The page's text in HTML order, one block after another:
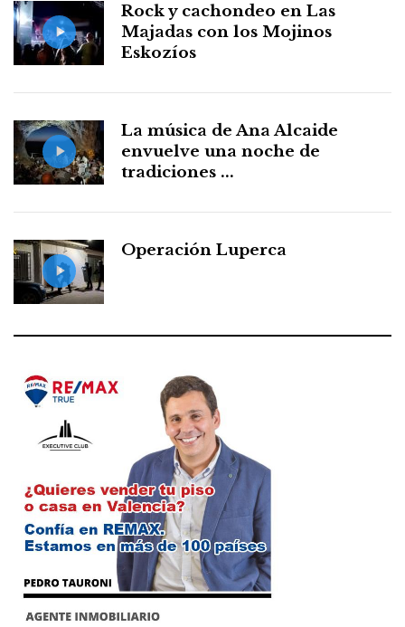
Rock y cachondeo en Las
Majadas con los Mojinos
Eskozíos
La música de Ana Alcaide
envuelve una noche de
tradiciones ...
Operación Luperca